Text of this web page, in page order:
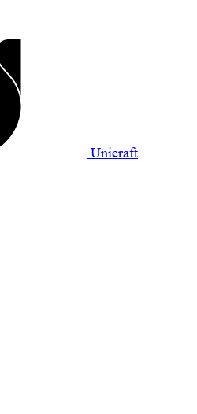
Unicraft